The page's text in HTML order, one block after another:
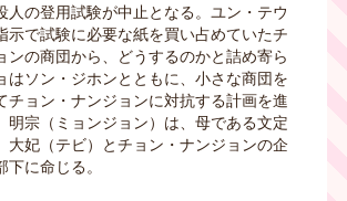
人の登用試験が中止となる。ユン・テウ
示で試験に必要な紙を買い占めていたチ
ンの商団から、どうするのかと詰め寄ら
はソン・ジホンとともに、小さな商団を
チョン・ナンジョンに対抗する計画を進
明宗（ミョンジョン）は、母である文定
大妃（テビ）とチョン・ナンジョンの企
に命じる。